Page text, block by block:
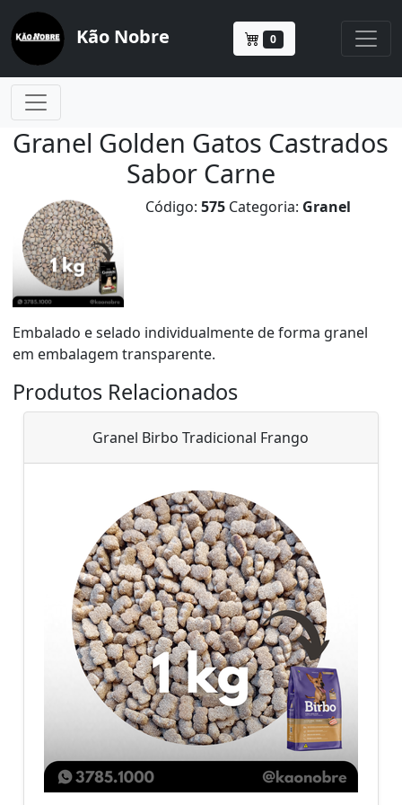
Kão Nobre 0
Granel Golden Gatos Castrados
Sabor Carne
Código:575 Categoria: Granel
Embalado e selado individualmente de forma granel
em embalagem transparente.
Produtos Relacionados
Granel Birbo Tradicional Frango